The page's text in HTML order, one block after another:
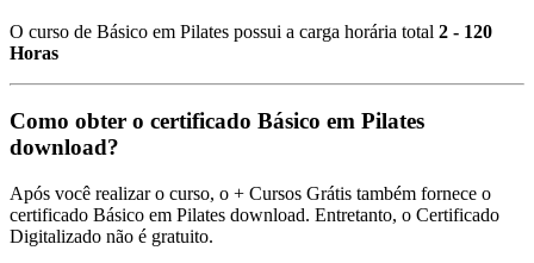
O curso de Básico em Pilates possui a carga horária total 2 - 120
Horas
Como obter o certificado Básico em Pilates
download?
Após você realizar o curso, o + Cursos Grátis também fornece o
certificado Básico em Pilates download. Entretanto, o Certificado
Digitalizado não é gratuito.